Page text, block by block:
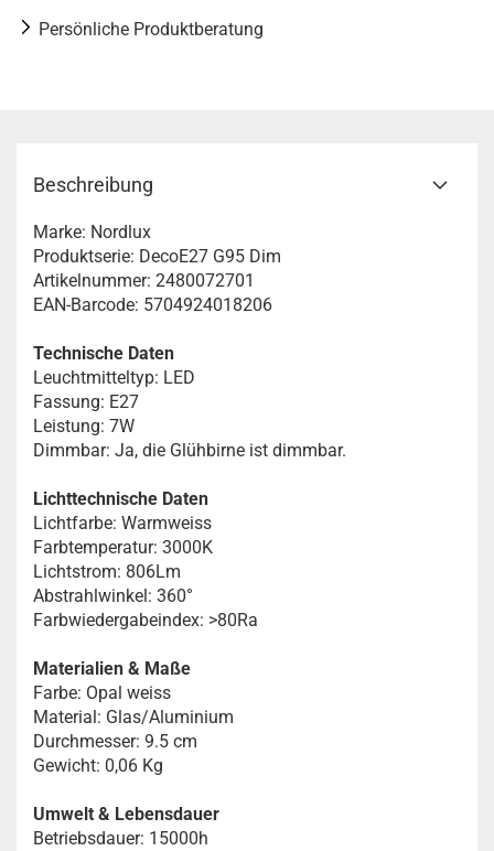
Persönliche Produktberatung
Beschreibung
Marke: Nordlux
Produktserie: DecoE27 G95 Dim
Artikelnummer: 2480072701
EAN-Barcode: 5704924018206
Technische Daten
Leuchtmitteltyp: LED
Fassung: E27
Leistung: 7W
Dimmbar: Ja, die Glühbirne ist dimmbar.
Lichttechnische Daten
Lichtfarbe: Warmweiss
Farbtemperatur: 3000K
Lichtstrom: 806Lm
Abstrahlwinkel: 360°
Farbwiedergabeindex: >80Ra
Materialien & Maße
Farbe: Opal weiss
Material: Glas/Aluminium
Durchmesser: 9.5 cm
Gewicht: 0,06 Kg
Umwelt & Lebensdauer
Betriebsdauer: 15000h